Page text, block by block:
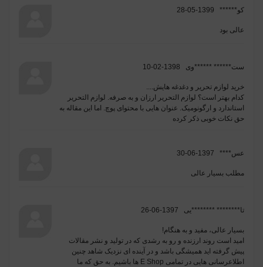
کو****** 1399-05-28
عالی بود
ست****** ******وی 1398-02-10
خرید لوازم تحریر و دغدغه هایش....
کدام بهتر است؟ لوازم التحریر ارزان و به صرفه. لوازم التحریر
استاندارد و ارگونومیک. عنوان هایی با محتوای پوچ. اما این مقاله به
حق نکات خوبی ذکر کرده
عس**** 1397-06-30
مطلب بسیار عالی
تا******** ********یی 1397-06-26
بسیار عالی، مفید و به هنگام!
امید است روند ارزنده و رو به رشدی که در تولید و نشر مقالات
پیش گرفته اید همیشگی باشد و در آینده ای نزدیک شاهد چنین
اطلاعرسانی هایی در تمامی E Shop ها باشیم. به حق که ما